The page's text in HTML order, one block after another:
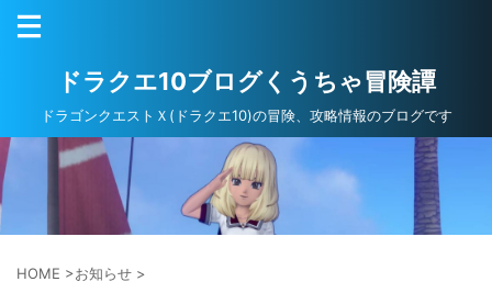
ドラクエ10ブログくうちゃ冒険譚
ドラゴンクエストＸ(ドラクエ10)の冒険、攻略情報のブログです
HOME >お知らせ >